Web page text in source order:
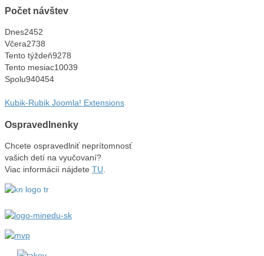
Počet návštev
Dnes2452
Včera2738
Tento týždeň9278
Tento mesiac10039
Spolu940454
Kubik-Rubik Joomla! Extensions
Ospravedlnenky
Chcete ospravedlniť neprítomnosť
vašich detí na vyučovaní?
Viac informácií nájdete TU